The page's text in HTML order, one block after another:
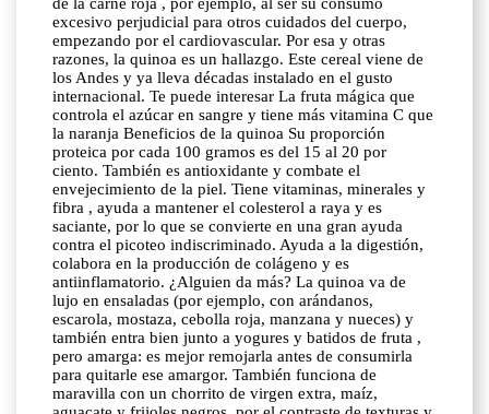
excesivo perjudicial para otros cuidados del cuerpo,
empezando por el cardiovascular. Por esa y otras
razones, la quinoa es un hallazgo. Este cereal viene de
los Andes y ya lleva décadas instalado en el gusto
internacional. Te puede interesar La fruta mágica que
controla el azúcar en sangre y tiene más vitamina C que
la naranja Beneficios de la quinoa Su proporción
proteica por cada 100 gramos es del 15 al 20 por
ciento. También es antioxidante y combate el
envejecimiento de la piel. Tiene vitaminas, minerales y
fibra , ayuda a mantener el colesterol a raya y es
saciante, por lo que se convierte en una gran ayuda
contra el picoteo indiscriminado. Ayuda a la digestión,
colabora en la producción de colágeno y es
antiinflamatorio. ¿Alguien da más? La quinoa va de
lujo en ensaladas (por ejemplo, con arándanos,
escarola, mostaza, cebolla roja, manzana y nueces) y
también entra bien junto a yogures y batidos de fruta ,
pero amarga: es mejor remojarla antes de consumirla
para quitarle ese amargor. También funciona de
maravilla con un chorrito de virgen extra, maíz,